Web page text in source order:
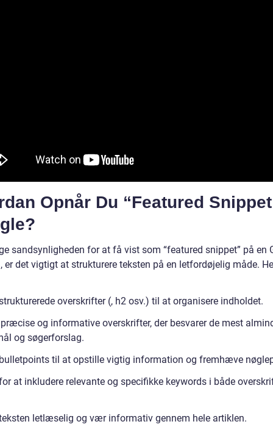
Opnår Du “Featured
sandsynligheden for at få vist som “featured snippet” på en
er det vigtigt at strukturere teksten på en letfordøjelig måde.
overskrifter (, h2 osv.) til at organisere indholdet.
og informative overskrifter, der besvarer de mest
og søgerforslag.
til at opstille vigtig information og fremhæve
at inkludere relevante og specifikke keywords i både
letlæselig og vær informativ gennem hele artiklen.